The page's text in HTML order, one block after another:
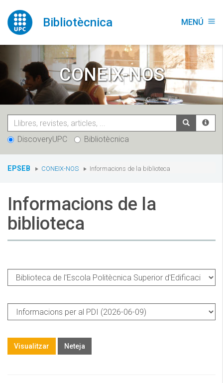
contingut
Bibliotècnica MENÚ menu
CONEIX-NOS
DiscoveryUPC Bibliotècnica
You
EPSEB CONEIX-NOS Informacions de la biblioteca
Informacions de la
biblioteca
Biblioteca
Informacions
Visualitzar Neteja